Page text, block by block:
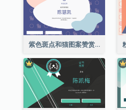
紫色斑点和猫图案赞赏证书